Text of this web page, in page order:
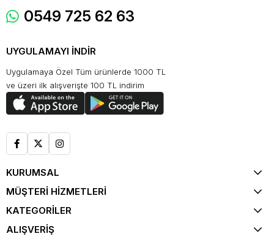
0549 725 62 63
UYGULAMAYI İNDİR
Uygulamaya Özel Tüm ürünlerde 1000 TL
ve üzeri ilk alışverişte 100 TL indirim
KURUMSAL
MÜŞTERİ HİZMETLERİ
KATEGORİLER
ALIŞVERİŞ